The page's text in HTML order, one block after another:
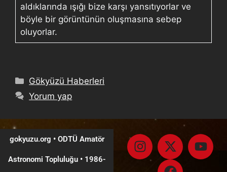
aldıklarında ışığı bize karşı yansıtıyorlar ve
böyle bir görüntünün oluşmasına sebep
oluyorlar.
Gökyüzü Haberleri
Yorum yap
gokyuzu.org • ODTÜ Amatör
Astronomi Topluluğu •1986-